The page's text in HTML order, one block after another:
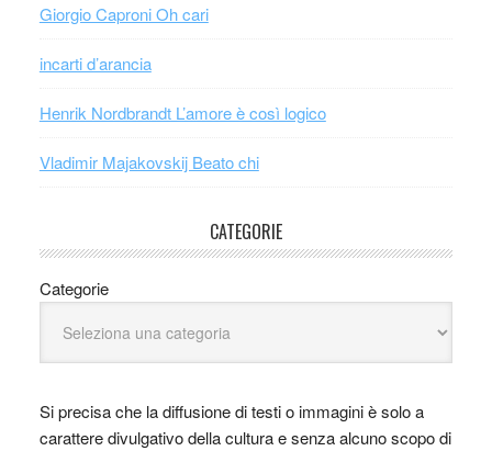
Giorgio Caproni Oh cari
incarti d’arancia
Henrik Nordbrandt L’amore è così logico
Vladimir Majakovskij Beato chi
CATEGORIE
Categorie
Si precisa che la diffusione di testi o immagini è solo a
carattere divulgativo della cultura e senza alcuno scopo di